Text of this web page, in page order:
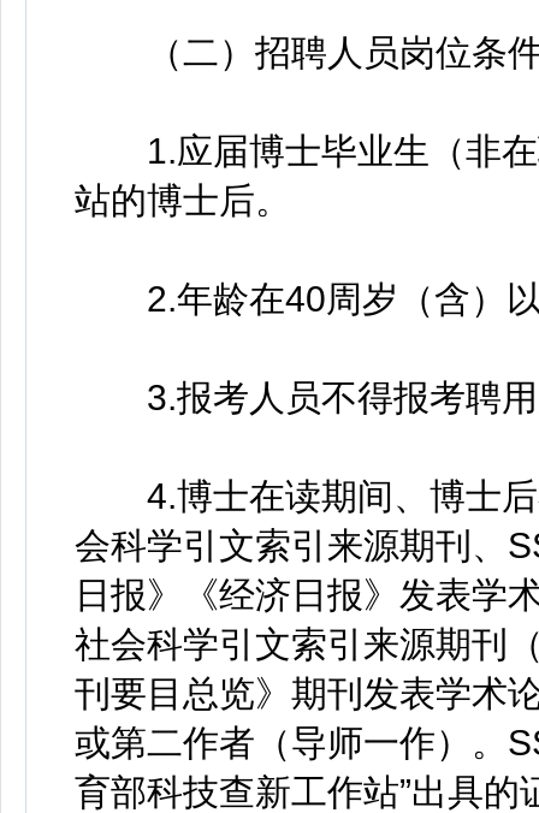
（二）招聘人员岗位条
1.应届博士毕业生（非在
站的博士后。
2.年龄在40周岁（含）以
3.报考人员不得报考聘用
4.博士在读期间、博士后
会科学引文索引来源期刊、
日报》《经济日报》发表学
社会科学引文索引来源期刊
刊要目总览》期刊发表学术
或第二作者（导师一作）。
育部科技查新工作站”出具的